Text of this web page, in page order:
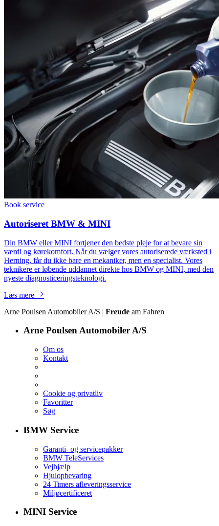
Book service
Autoriseret BMW & MINI
Din BMW eller MINI fortjener den bedste pleje for at bevare sin
værdi og kørekomfort. Når du vælger vores autoriserede værksted i
Herning, får du ikke bare en mekaniker, men en specialist. Vores
teknikere er løbende uddannet direkte hos BMW og MINI, med den
nyeste diagnosticeringsteknologi.
Læs mere
Arne Poulsen Automobiler A/S | Freude am Fahren
Arne Poulsen Automobiler A/S
Om os
Kontakt
Cookie og privatliv
Favoritter
Søg
BMW Service
Garanti- og servicepakker
BMW TeleServices
Vejhjælp
Hjulopbevaring
24 Timers afleveringsservice
Miljøcertificeret
MINI Service